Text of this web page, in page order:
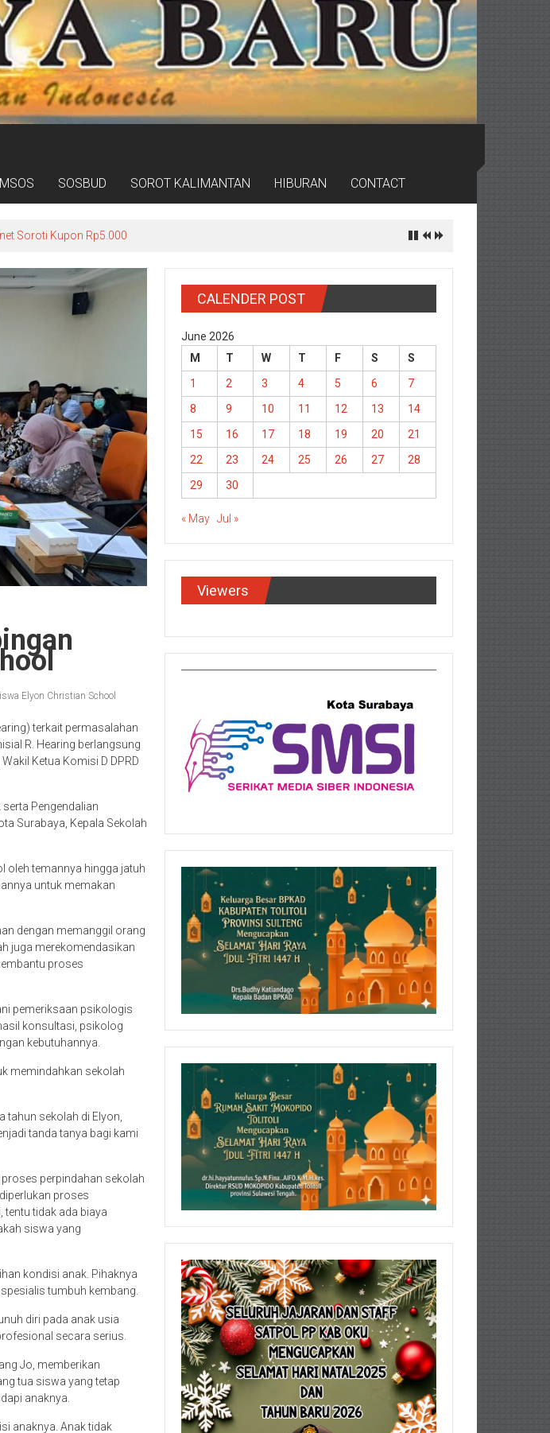
SOSBUD SOROT KALIMANTAN HIBURAN CONTACT
Wujudkan Jeneponto Bahagia
Elyon Christian School
terkait permasalahan
R. Hearing berlangsung
Ketua Komisi D DPRD
Pengendalian
Surabaya, Kepala Sekolah
oleh temannya hingga jatuh
untuk memakan
dengan memanggil orang
juga merekomendasikan
proses
pemeriksaan psikologis
konsultasi, psikolog
kebutuhannya.
memindahkan sekolah
tahun sekolah di Elyon,
tanda tanya bagi kami
perpindahan sekolah
proses
tentu tidak ada biaya
siswa yang
kondisi anak. Pihaknya
tumbuh kembang.
diri pada anak usia
secara serius.
Jo, memberikan
tua siswa yang tetap
anaknya.
anaknya. Anak tidak
CALENDER POST
June 2026
M
T W T F S
S
1
2 3 4 5 6
7
8
9 10 11 12 13
14
15
16 17 18 19 20
21
22
23 24 25 26 27
28
29
30
« May Jul »
Viewers